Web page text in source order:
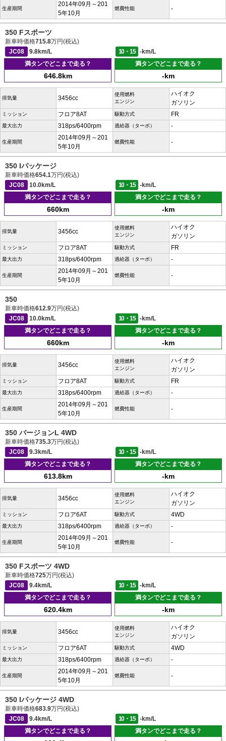
生産期間
2014年09月～201
5年10月
燃費性能 -
350 Fスポーツ
新車時価格715.8万円(税込)
JC08
9.8km/L 10・15
-km/L
満タンでどこまで走る？
646.8km
満タンでどこまで走る？
-km
排気量 3456cc
使用燃料
エンジン
ハイオク
ガソリン
ミッション フロア8AT 駆動方式 FR
最大出力 318ps/6400rpm 過給器（ターボ） -
生産期間
2014年09月～201
5年10月
燃費性能 -
350 Iパッケージ
新車時価格654.1万円(税込)
JC08
10.0km/L 10・15
-km/L
満タンでどこまで走る？
660km
満タンでどこまで走る？
-km
排気量 3456cc
使用燃料
エンジン
ハイオク
ガソリン
ミッション フロア8AT 駆動方式 FR
最大出力 318ps/6400rpm 過給器（ターボ） -
生産期間
2014年09月～201
5年10月
燃費性能 -
350
新車時価格612.9万円(税込)
JC08
10.0km/L 10・15
-km/L
満タンでどこまで走る？
660km
満タンでどこまで走る？
-km
排気量 3456cc
使用燃料
エンジン
ハイオク
ガソリン
ミッション フロア8AT 駆動方式 FR
最大出力 318ps/6400rpm 過給器（ターボ） -
生産期間
2014年09月～201
5年10月
燃費性能 -
350 バージョンL 4WD
新車時価格735.3万円(税込)
JC08
9.3km/L 10・15
-km/L
満タンでどこまで走る？
613.8km
満タンでどこまで走る？
-km
排気量 3456cc
使用燃料
エンジン
ハイオク
ガソリン
ミッション フロア6AT 駆動方式 4WD
最大出力 318ps/6400rpm 過給器（ターボ） -
生産期間
2014年09月～201
5年10月
燃費性能 -
350 Fスポーツ 4WD
新車時価格725万円(税込)
JC08
9.4km/L 10・15
-km/L
満タンでどこまで走る？
620.4km
満タンでどこまで走る？
-km
排気量 3456cc
使用燃料
エンジン
ハイオク
ガソリン
ミッション フロア6AT 駆動方式 4WD
最大出力 318ps/6400rpm 過給器（ターボ） -
生産期間
2014年09月～201
5年10月
燃費性能 -
350 Iパッケージ 4WD
新車時価格683.9万円(税込)
JC08
9.4km/L 10・15
-km/L
満タンでどこまで走る？
満タンでどこまで走る？